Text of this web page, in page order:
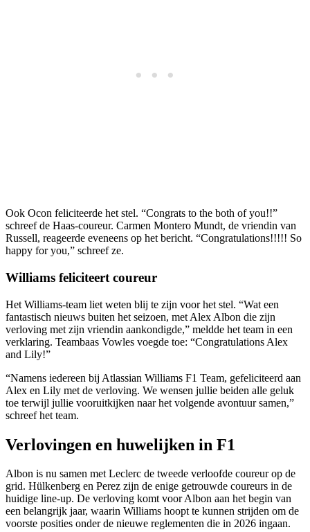
Ook Ocon feliciteerde het stel. “Congrats to the both of you!!”
schreef de Haas-coureur. Carmen Montero Mundt, de vriendin van
Russell, reageerde eveneens op het bericht. “Congratulations!!!!! So
happy for you,” schreef ze.
Williams feliciteert coureur
Het Williams-team liet weten blij te zijn voor het stel. “Wat een
fantastisch nieuws buiten het seizoen, met Alex Albon die zijn
verloving met zijn vriendin aankondigde,” meldde het team in een
verklaring. Teambaas Vowles voegde toe: “Congratulations Alex
and Lily!”
“Namens iedereen bij Atlassian Williams F1 Team, gefeliciteerd aan
Alex en Lily met de verloving. We wensen jullie beiden alle geluk
toe terwijl jullie vooruitkijken naar het volgende avontuur samen,”
schreef het team.
Verlovingen en huwelijken in F1
Albon is nu samen met Leclerc de tweede verloofde coureur op de
grid. Hülkenberg en Perez zijn de enige getrouwde coureurs in de
huidige line-up. De verloving komt voor Albon aan het begin van
een belangrijk jaar, waarin Williams hoopt te kunnen strijden om de
voorste posities onder de nieuwe reglementen die in 2026 ingaan.